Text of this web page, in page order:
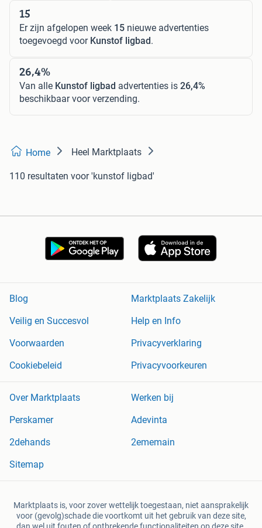
15
Er zijn afgelopen week 15 nieuwe advertenties
toegevoegd voor Kunstof ligbad.
26,4%
Van alle Kunstof ligbad advertenties is 26,4%
beschikbaar voor verzending.
Home Heel Marktplaats
110 resultaten voor 'kunstof ligbad'
Blog
Marktplaats Zakelijk
Veilig en Succesvol
Help en Info
Voorwaarden
Privacyverklaring
Cookiebeleid
Privacyvoorkeuren
Over Marktplaats
Werken bij
Perskamer
Adevinta
2dehands
2ememain
Sitemap
Marktplaats is, voor zover wettelijk toegestaan, niet aansprakelijk
voor (gevolg)schade die voortkomt uit het gebruik van deze site,